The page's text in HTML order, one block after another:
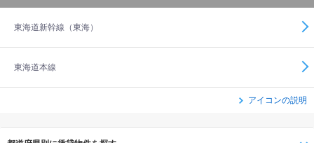
東海道新幹線（東海）
東海道本線
アイコンの説明